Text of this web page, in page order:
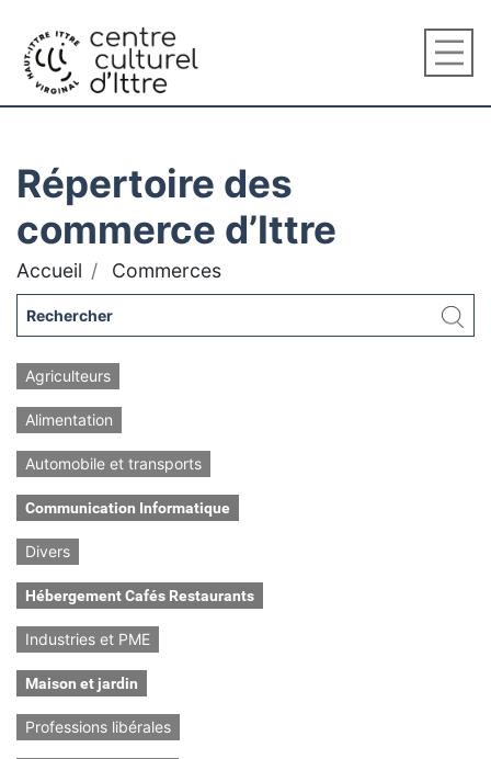
Répertoire des
commerce d’Ittre
Accueil Commerces
Agriculteurs
Alimentation
Automobile et transports
Communication Informatique
Divers
Hébergement Cafés Restaurants
Industries et PME
Maison et jardin
Professions libérales